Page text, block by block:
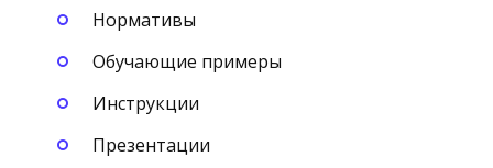
Нормативы
Обучающие примеры
Инструкции
Презентации